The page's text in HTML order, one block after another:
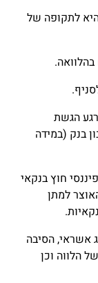
לתקופה של
שעות מרגע הגשת
בנק (במידה
חוץ בנקאי
למתן
אשראי, הסיבה
הלווה וכן